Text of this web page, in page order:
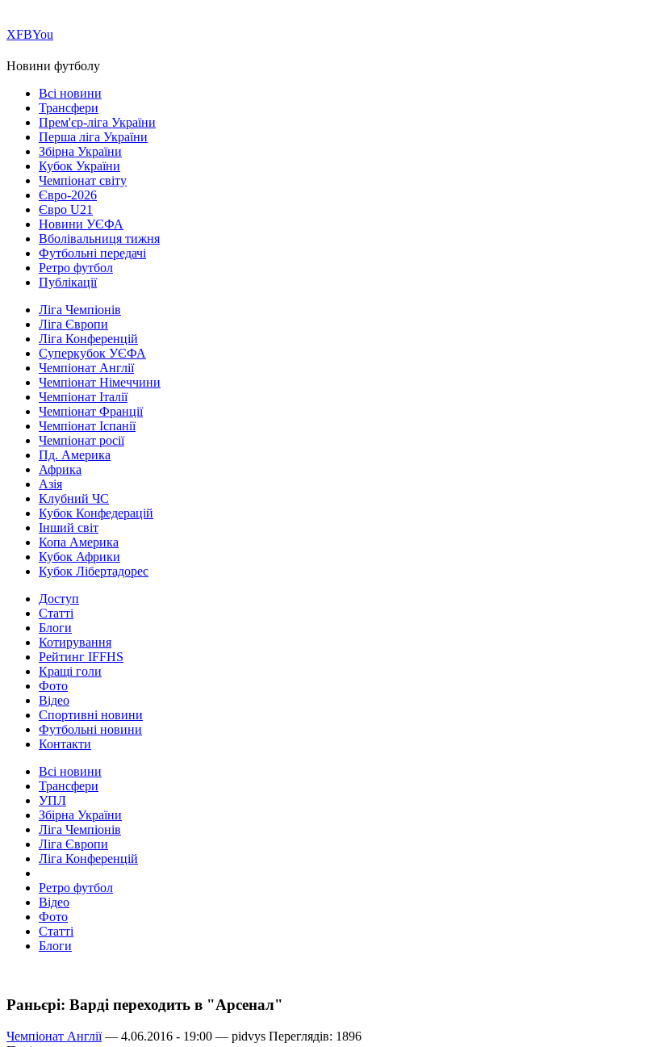
ХFBYou
Новини футболу
Всі новини
Трансфери
Прем'єр-ліга України
Перша ліга України
Збірна України
Кубок України
Чемпіонат світу
Євро-2026
Євро U21
Новини УЄФА
Вболівальниця тижня
Футбольні передачі
Ретро футбол
Публікації
Ліга Чемпіонів
Ліга Європи
Ліга Конференцій
Суперкубок УЄФА
Чемпіонат Англії
Чемпіонат Німеччини
Чемпіонат Італії
Чемпіонат Франції
Чемпіонат Іспанії
Чемпіонат росії
Пд. Америка
Африка
Азія
Клубний ЧС
Кубок Конфедерацій
Інший світ
Копа Америка
Кубок Африки
Кубок Лібертадорес
Доступ
Статті
Блоги
Котирування
Рейтинг IFFHS
Кращі голи
Фото
Відео
Спортивні новини
Футбольні новини
Контакти
Всі новини
Трансфери
УПЛ
Збірна України
Ліга Чемпіонів
Ліга Європи
Ліга Конференцій
Ретро футбол
Відео
Фото
Статті
Блоги
Раньєрі: Варді переходить в "Арсенал"
Чемпіонат Англії— 4.06.2016 - 19:00 — pidvys Переглядів: 1896